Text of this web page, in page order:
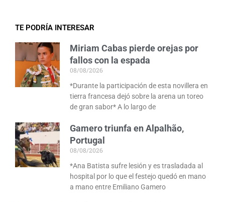
TE PODRÍA INTERESAR
Miriam Cabas pierde orejas por
fallos con la espada
08/08/2026
*Durante la participación de esta novillera en
tierra francesa dejó sobre la arena un toreo
de gran sabor* A lo largo de
Gamero triunfa en Alpalhão,
Portugal
08/08/2026
*Ana Batista sufre lesión y es trasladada al
hospital por lo que el festejo quedó en mano
a mano entre Emiliano Gamero